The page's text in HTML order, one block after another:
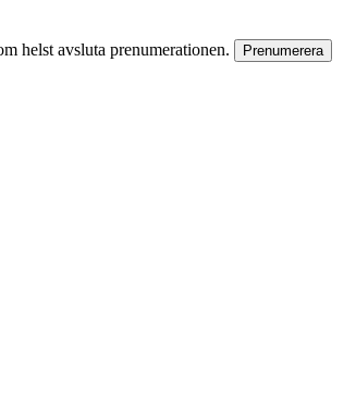
helst avsluta prenumerationen.